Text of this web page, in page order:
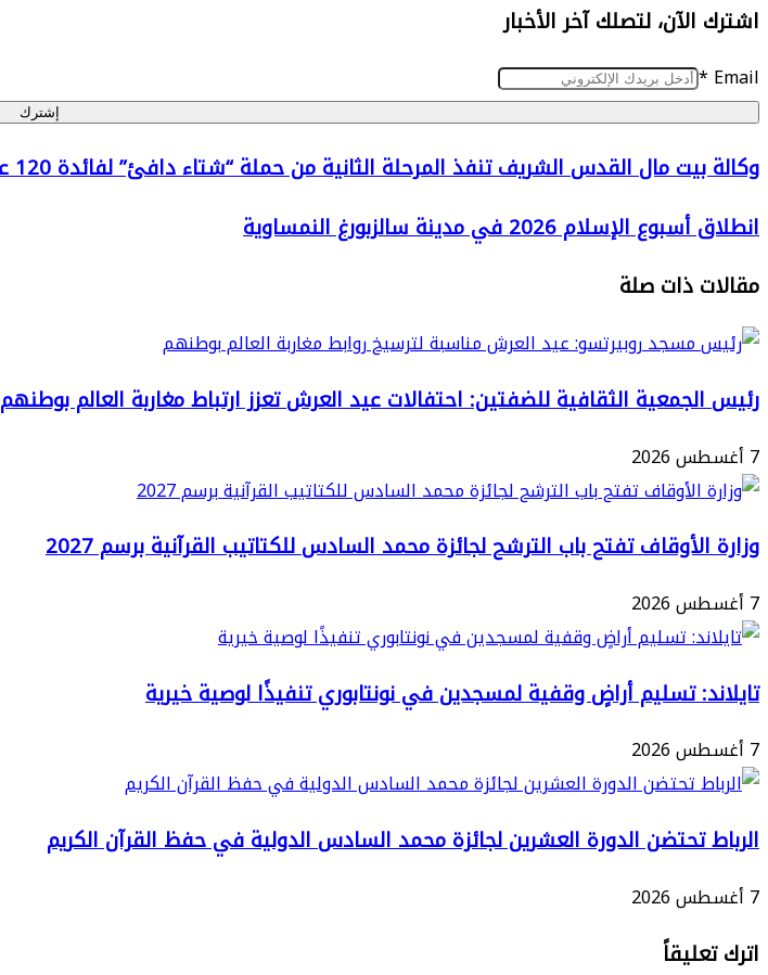
البريد
اشترك الآن، لتصلك آخر الأخبار
Email
*
إشترك
وكالة
مال
الشريف
تنفذ
المرحلة
الثانية
حملة
“شتاء
دافئ”
لفائدة
120
عائلة
شرق
القدس
وكالة بيت مال القدس الشريف تنفذ المرحلة الثانية من حملة “شتاء دافئ” لفائدة 120 عائلة جنوب شرق القدس
انطلاق
الإسلام
2026
في
مدينة
النمساوية
انطلاق أسبوع الإسلام 2026 في مدينة سالزبورغ النمساوية
مقالات ذات صلة
رئيس الجمعية الثقافية للضفتين: احتفالات عيد العرش تعزز ارتباط مغاربة العالم بوطنهم
7 أغسطس 2026
وزارة الأوقاف تفتح باب الترشح لجائزة محمد السادس للكتاتيب القرآنية برسم 2027
7 أغسطس 2026
تايلاند: تسليم أراضٍ وقفية لمسجدين في نونتابوري تنفيذًا لوصية خيرية
7 أغسطس 2026
الرباط تحتضن الدورة العشرين لجائزة محمد السادس الدولية في حفظ القرآن الكريم
7 أغسطس 2026
اترك تعليقاً